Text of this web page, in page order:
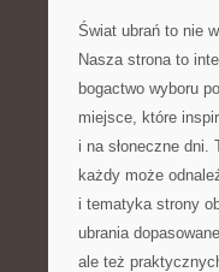
Świat ubrań to nie
Nasza strona to
bogactwo wyboru
miejsce, które
i na słoneczne
każdy może
i tematyka strony
ubrania
ale też